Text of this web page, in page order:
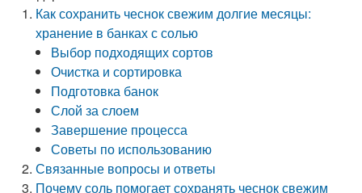
Как сохранить чеснок свежим долгие месяцы:
хранение в банках с солью
Выбор подходящих сортов
Очистка и сортировка
Подготовка банок
Слой за слоем
Завершение процесса
Советы по использованию
Связанные вопросы и ответы
Почему соль помогает сохранять чеснок свежим